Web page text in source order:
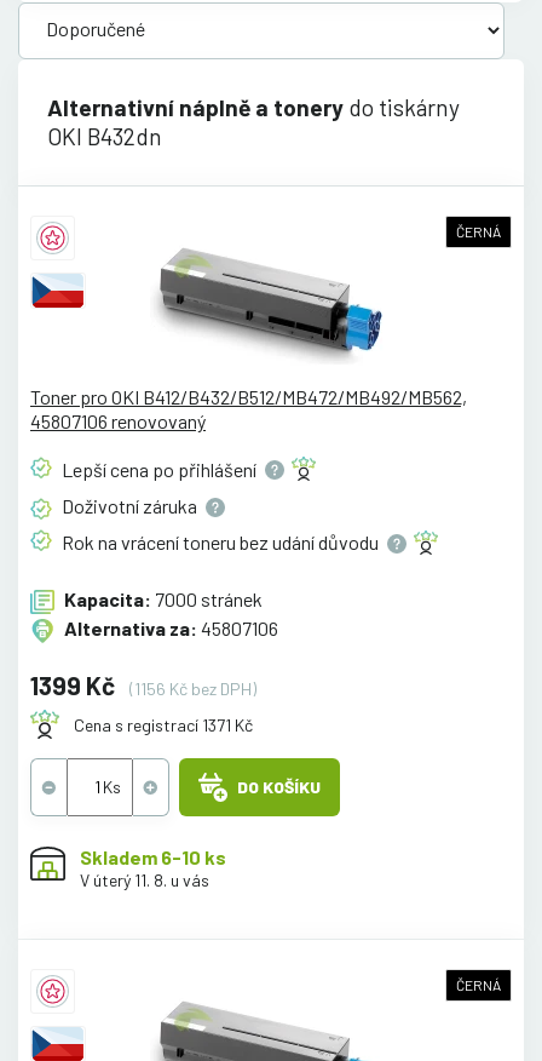
Alternativní náplně a tonery do tiskárny
OKI B432dn
ČERNÁ
Toner pro OKI B412/B432/B512/MB472/MB492/MB562,
45807106 renovovaný
Lepší cena po přihlášení
Doživotní záruka
Rok na vrácení toneru bez udánídůvodu
Kapacita: 7000 stránek
Alternativa za: 45807106
1399 Kč
(1156 Kč bez DPH)
Cena s registrací 1371 Kč
DO KOŠÍKU
Skladem 6-10 ks
V úterý 11. 8. u vás
ČERNÁ